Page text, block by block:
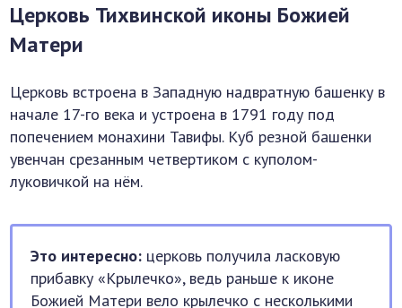
Церковь Тихвинской иконы Божией
Матери
Церковь встроена в Западную надвратную башенку в
начале 17-го века и устроена в 1791 году под
попечением монахини Тавифы. Куб резной башенки
увенчан срезанным четвертиком с куполом-
луковичкой на нём.
Это интересно: церковь получила ласковую
прибавку «Крылечко», ведь раньше к иконе
Божией Матери вело крылечко с несколькими